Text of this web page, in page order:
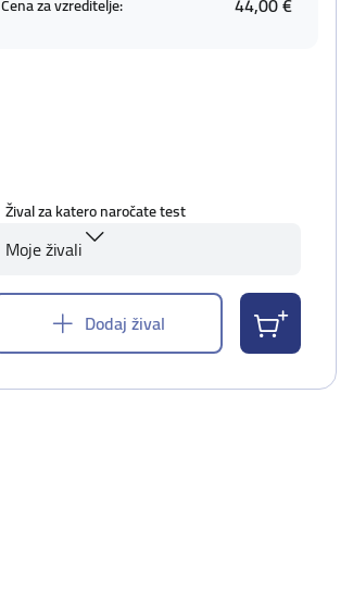
Žival za katero naročate test
Moje živali
Dodaj žival